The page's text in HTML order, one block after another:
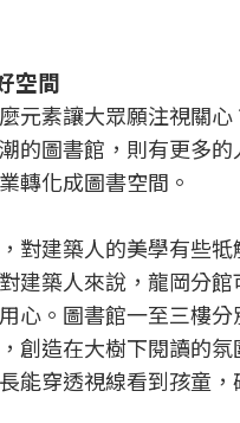
空間
元素讓大眾願注視關
的圖書館，則有更多
轉化成圖書空間。
對建築人的美學有些
建築人來說，龍岡分
心。圖書館一至三樓
創造在大樹下閱讀的
能穿透視線看到孩童，